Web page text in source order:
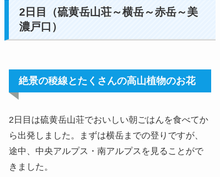
2日目（硫黄岳山荘～横岳～赤岳～美
濃戸口）
絶景の稜線とたくさんの高山植物のお花
2日目は硫黄岳山荘でおいしい朝ごはんを食べてか
ら出発しました。まずは横岳までの登りですが、
途中、中央アルプス・南アルプスを見ることがで
きました。